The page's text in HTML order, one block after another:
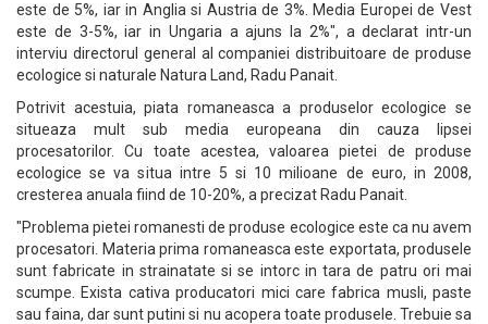
este de 5%, iar in Anglia si Austria de 3%. Media Europei de Vest
este de 3-5%, iar in Ungaria a ajuns la 2%", a declarat intr-un
interviu directorul general al companiei distribuitoare de produse
ecologice si naturale Natura Land, Radu Panait.
Potrivit acestuia, piata romaneasca a produselor ecologice se
situeaza mult sub media europeana din cauza lipsei
procesatorilor. Cu toate acestea, valoarea pietei de produse
ecologice se va situa intre 5 si 10 milioane de euro, in 2008,
cresterea anuala fiind de 10-20%, a precizat Radu Panait.
"Problema pietei romanesti de produse ecologice este ca nu avem
procesatori. Materia prima romaneasca este exportata, produsele
sunt fabricate in strainatate si se intorc in tara de patru ori mai
scumpe. Exista cativa producatori mici care fabrica musli, paste
sau faina, dar sunt putini si nu acopera toate produsele. Trebuie sa